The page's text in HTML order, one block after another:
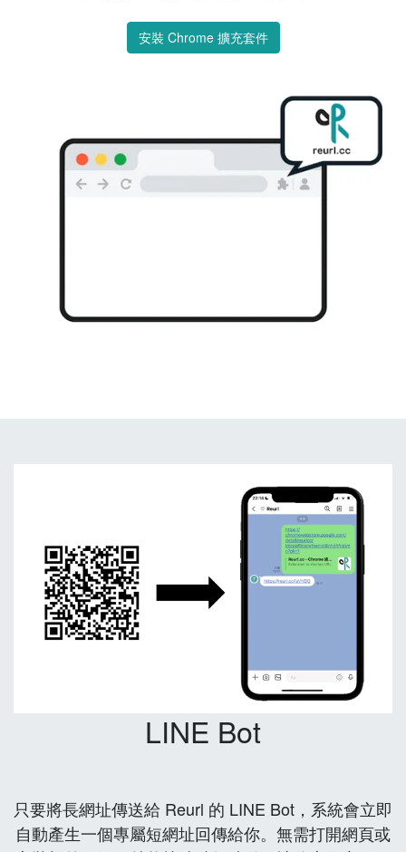
安裝 Chrome 擴充套件
LINE Bot
只要將長網址傳送給 Reurl 的 LINE Bot，系統會立即
自動產生一個專屬短網址回傳給你。無需打開網頁或